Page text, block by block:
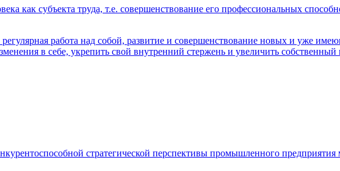
как субъекта труда, т.е. совершенствование его профессиональных
работа над собой, развитие и совершенствование новых и уже
в себе, укрепить свой внутренний стержень и увеличить собственный
стратегической перспективы промышленного предприятия